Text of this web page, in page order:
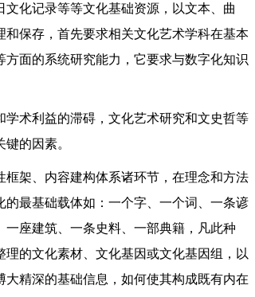
化记录等等文化基础资源，以文本、曲
保存，首先要求相关文化艺术学科在基本
面的系统研究能力，它要求与数字化知识
术利益的滞碍，文化艺术研究和文史哲等
关键的因素。
架、内容建构体系诸环节，在理念和方法
的最基础载体如：一个字、一个词、一条谚
座建筑、一条史料、一部典籍，凡此种
的文化素材、文化基因或文化基因组，以
大精深的基础信息，如何使其构成既有内在